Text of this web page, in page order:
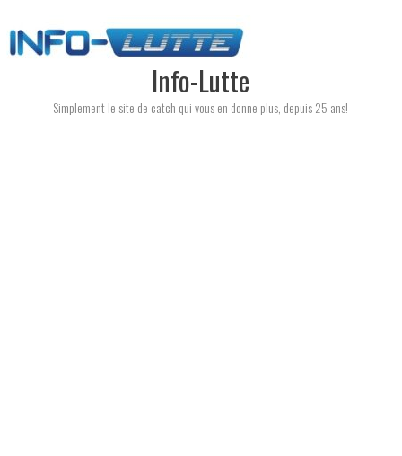
to
content
Info-Lutte
Simplement le site de catch qui vous en donne plus, depuis 25 ans!